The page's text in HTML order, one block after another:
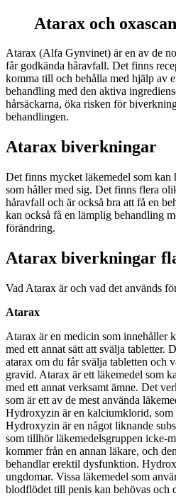
Atarax och
Atarax (Alfa Gynvinet) är en av de
får godkända håravfall. Det finns
komma till och behålla med hjälp av
behandling med den aktiva
hårsäckarna, öka risken för
behandlingen.
Atarax biverkningar
Det finns mycket läkemedel som
som håller med sig. Det finns flera
håravfall och är också bra att få en
kan också få en lämplig behandling
förändring.
Atarax biverkningar
Vad Atarax är och vad det används
Atarax
Atarax är en medicin som innehåller
med ett annat sätt att svälja tabletter.
atarax om du får svälja tabletten och
gravid. Atarax är ett läkemedel som
med ett annat verksamt ämne. Det
som är ett av de mest använda
Hydroxyzin är en kalciumklorid, som
Hydroxyzin är en något liknande
som tillhör läkemedelsgruppen icke-
kommer från en annan läkare, och
behandlar erektil dysfunktion.
ungdomar. Vissa läkemedel som
blodflödet till penis kan behövas och